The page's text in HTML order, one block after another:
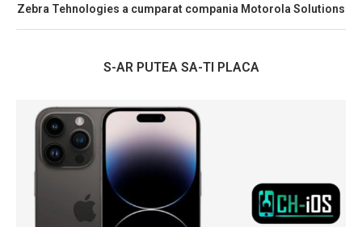
Zebra Tehnologies a cumparat compania Motorola Solutions
S-AR PUTEA SA-TI PLACA